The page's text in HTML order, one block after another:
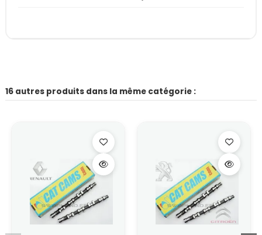
16 autres produits dans la même catégorie :